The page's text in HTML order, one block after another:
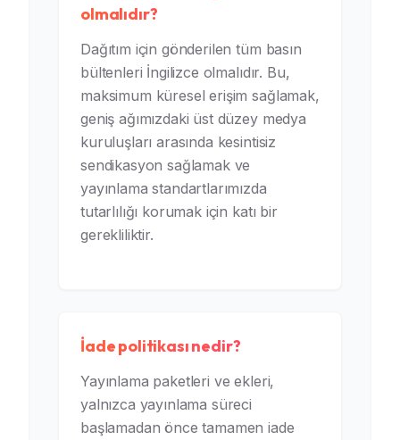
olmalıdır?
Dağıtım için gönderilen tüm basın
bültenleri İngilizce olmalıdır. Bu,
maksimum küresel erişim sağlamak,
geniş ağımızdaki üst düzey medya
kuruluşları arasında kesintisiz
sendikasyon sağlamak ve
yayınlama standartlarımızda
tutarlılığı korumak için katı bir
gerekliliktir.
İade politikası nedir?
Yayınlama paketleri ve ekleri,
yalnızca yayınlama süreci
başlamadan önce tamamen iade